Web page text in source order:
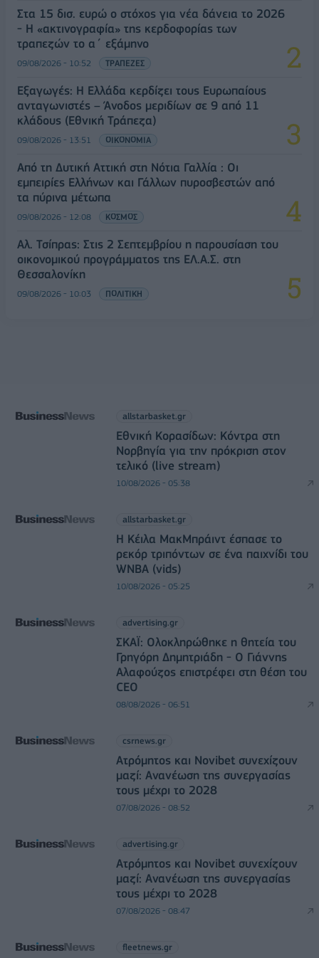
Στα 15 δισ. ευρώ ο στόχος για νέα δάνεια το 2026
- Η «ακτινογραφία» της κερδοφορίας των
τραπεζών το α΄ εξάμηνο
09/08/2026 - 10:52 ΤΡΑΠΕΖΕΣ
Εξαγωγές: Η Ελλάδα κερδίζει τους Ευρωπαίους
ανταγωνιστές – Άνοδος μεριδίων σε 9 από 11
κλάδους (Εθνική Τράπεζα)
09/08/2026 - 13:51 ΟΙΚΟΝΟΜΙΑ
Από τη Δυτική Αττική στη Νότια Γαλλία : Οι
εμπειρίες Ελλήνων και Γάλλων πυροσβεστών από
τα πύρινα μέτωπα
09/08/2026 - 12:08 ΚΟΣΜΟΣ
Αλ. Τσίπρας: Στις 2 Σεπτεμβρίου η παρουσίαση του
οικονομικού προγράμματος της ΕΛ.Α.Σ. στη
Θεσσαλονίκη
09/08/2026 - 10:03 ΠΟΛΙΤΙΚΗ
allstarbasket.gr
Εθνική Κορασίδων: Κόντρα στη
Νορβηγία για την πρόκριση στον
τελικό (live stream)
10/08/2026 - 05:38
allstarbasket.gr
Η Κέιλα ΜακΜπράιντ έσπασε το
ρεκόρ τριπόντων σε ένα παιχνίδι του
WNBA (vids)
10/08/2026 - 05:25
advertising.gr
ΣΚΑΪ: Ολοκληρώθηκε η θητεία του
Γρηγόρη Δημητριάδη - Ο Γιάννης
Αλαφούζος επιστρέφει στη θέση του
CEO
08/08/2026 - 06:51
csrnews.gr
Ατρόμητος και Novibet συνεχίζουν
μαζί: Ανανέωση της συνεργασίας
τους μέχρι το 2028
07/08/2026 - 08:52
advertising.gr
Ατρόμητος και Novibet συνεχίζουν
μαζί: Ανανέωση της συνεργασίας
τους μέχρι το 2028
07/08/2026 - 08:47
fleetnews.gr